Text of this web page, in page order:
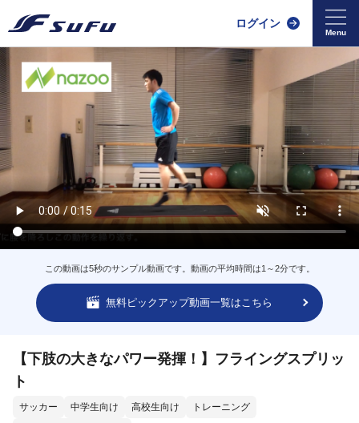
ログイン
この動画は5秒のサンプル動画です。動画の平均時間は1～2分です。
無料ピックアップ動画一覧はこちら
【下肢の大きなパワー発揮！】フライングスプリッ
ト
サッカー 中学生向け 高校生向け
トレーニング